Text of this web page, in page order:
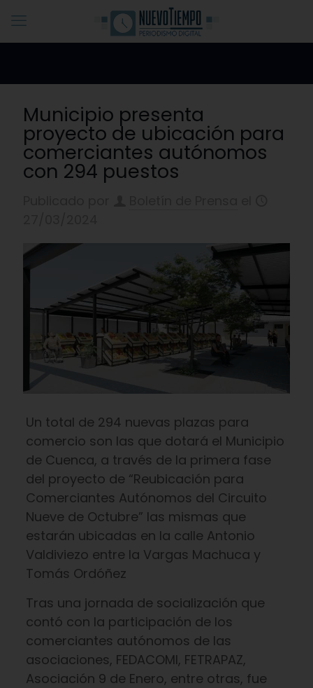
Municipio presenta
proyecto de ubicación para
comerciantes autónomos
con 294 puestos
Un total de 294 nuevas plazas para
comercio son las que dotará el Municipio
de Cuenca, a través de la primera fase
del proyecto de “Reubicación para
Comerciantes Autónomos del Circuito
Nueve de Octubre” las mismas que
estarán ubicadas en la calle Antonio
Valdiviezo entre la Vargas Machuca y
Tomás Ordóñez
Tras una jornada de socialización que
contó con la participación de los
comerciantes autónomos de las
asociaciones, FEDACOMI, FETRAPAZ,
Asociación 9 de Enero, entre otras, fue